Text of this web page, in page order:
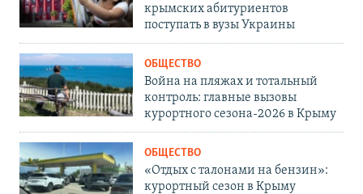
крымских абитуриентов
поступать в вузы Украины
ОБЩЕСТВО
Война на пляжах и тотальный
контроль: главные вызовы
курортного сезона-2026 в Крыму
ОБЩЕСТВО
«Отдых с талонами на бензин»:
курортный сезон в Крыму